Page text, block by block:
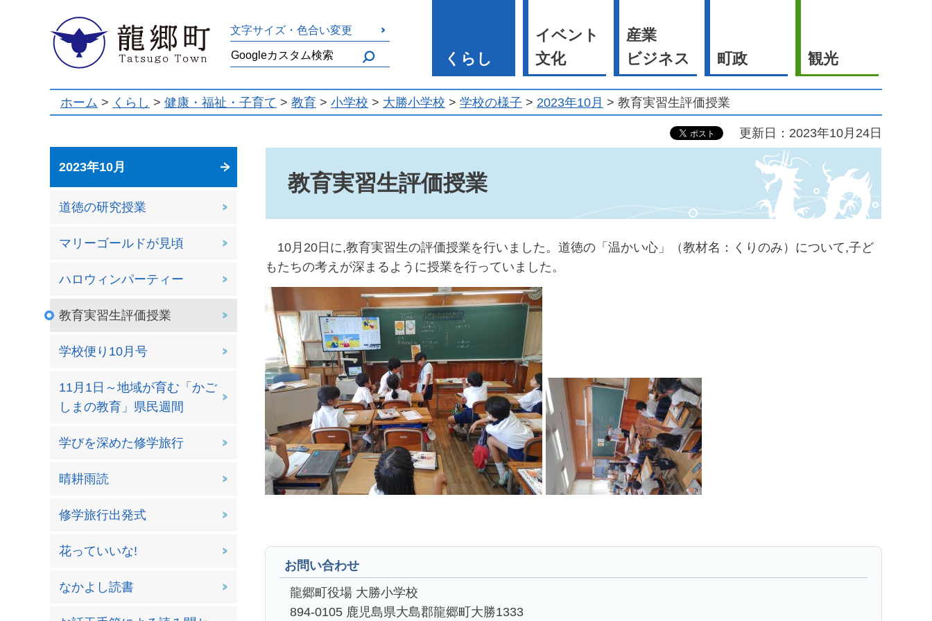
龍郷町 文字サイズ・色合い変更
くらし
イベント
文化
産業
ビジネス
町政 観光
ホーム > くらし > 健康・福祉・子育て > 教育 > 小学校 > 大勝小学校 > 学校の様子 > 2023年10月 > 教育実習生評価授業
更新日：2023年10月24日
2023年10月
道徳の研究授業
マリーゴールドが見頃
ハロウィンパーティー
教育実習生評価授業
学校便り10月号
11月1日～地域が育む「かご
しまの教育」県民週間
学びを深めた修学旅行
晴耕雨読
修学旅行出発式
花っていいな!
なかよし読書
教育実習生評価授業
10月20日に,教育実習生の評価授業を行いました。道徳の「温かい心」（教材名：くりのみ）について,子ど
もたちの考えが深まるように授業を行っていました。
お問い合わせ
龍郷町役場 大勝小学校
894-0105 鹿児島県大島郡龍郷町大勝1333